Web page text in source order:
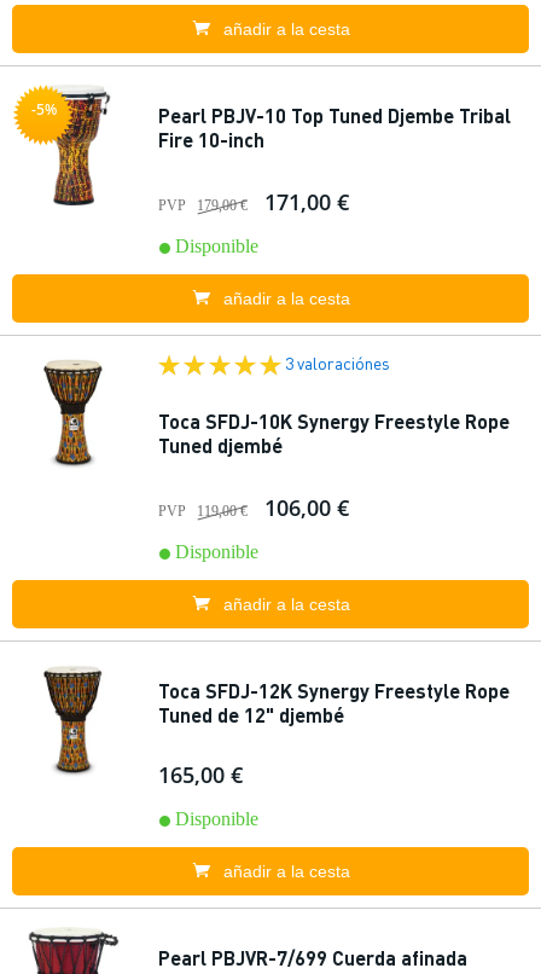
añadir a la cesta
-5%
Pearl PBJV-10 Top Tuned Djembe Tribal
Fire 10-inch
PVP 179,00 € 171,00 €
Disponible
añadir a la cesta
3 valoraciónes
Toca SFDJ-10K Synergy Freestyle Rope
Tuned djembé
PVP 119,00 € 106,00 €
Disponible
añadir a la cesta
Toca SFDJ-12K Synergy Freestyle Rope
Tuned de 12" djembé
165,00 €
Disponible
añadir a la cesta
Pearl PBJVR-7/699 Cuerda afinada